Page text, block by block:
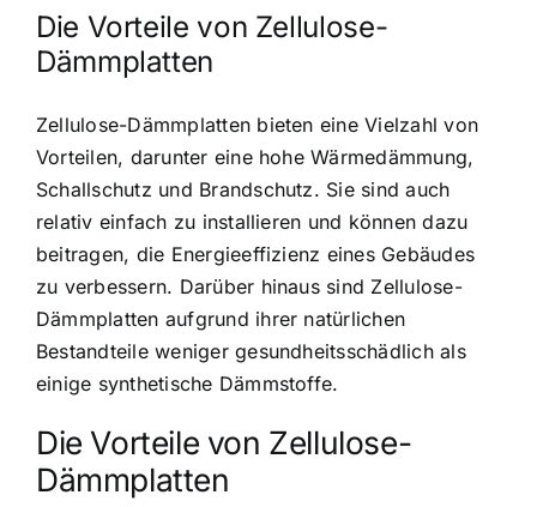
Die Vorteile von Zellulose-
Dämmplatten
Zellulose-Dämmplatten bieten eine Vielzahl von
Vorteilen, darunter eine hohe Wärmedämmung,
Schallschutz und Brandschutz. Sie sind auch
relativ einfach zu installieren und können dazu
beitragen, die Energieeffizienz eines Gebäudes
zu verbessern. Darüber hinaus sind Zellulose-
Dämmplatten aufgrund ihrer natürlichen
Bestandteile weniger gesundheitsschädlich als
einige synthetische Dämmstoffe.
Die Vorteile von Zellulose-
Dämmplatten